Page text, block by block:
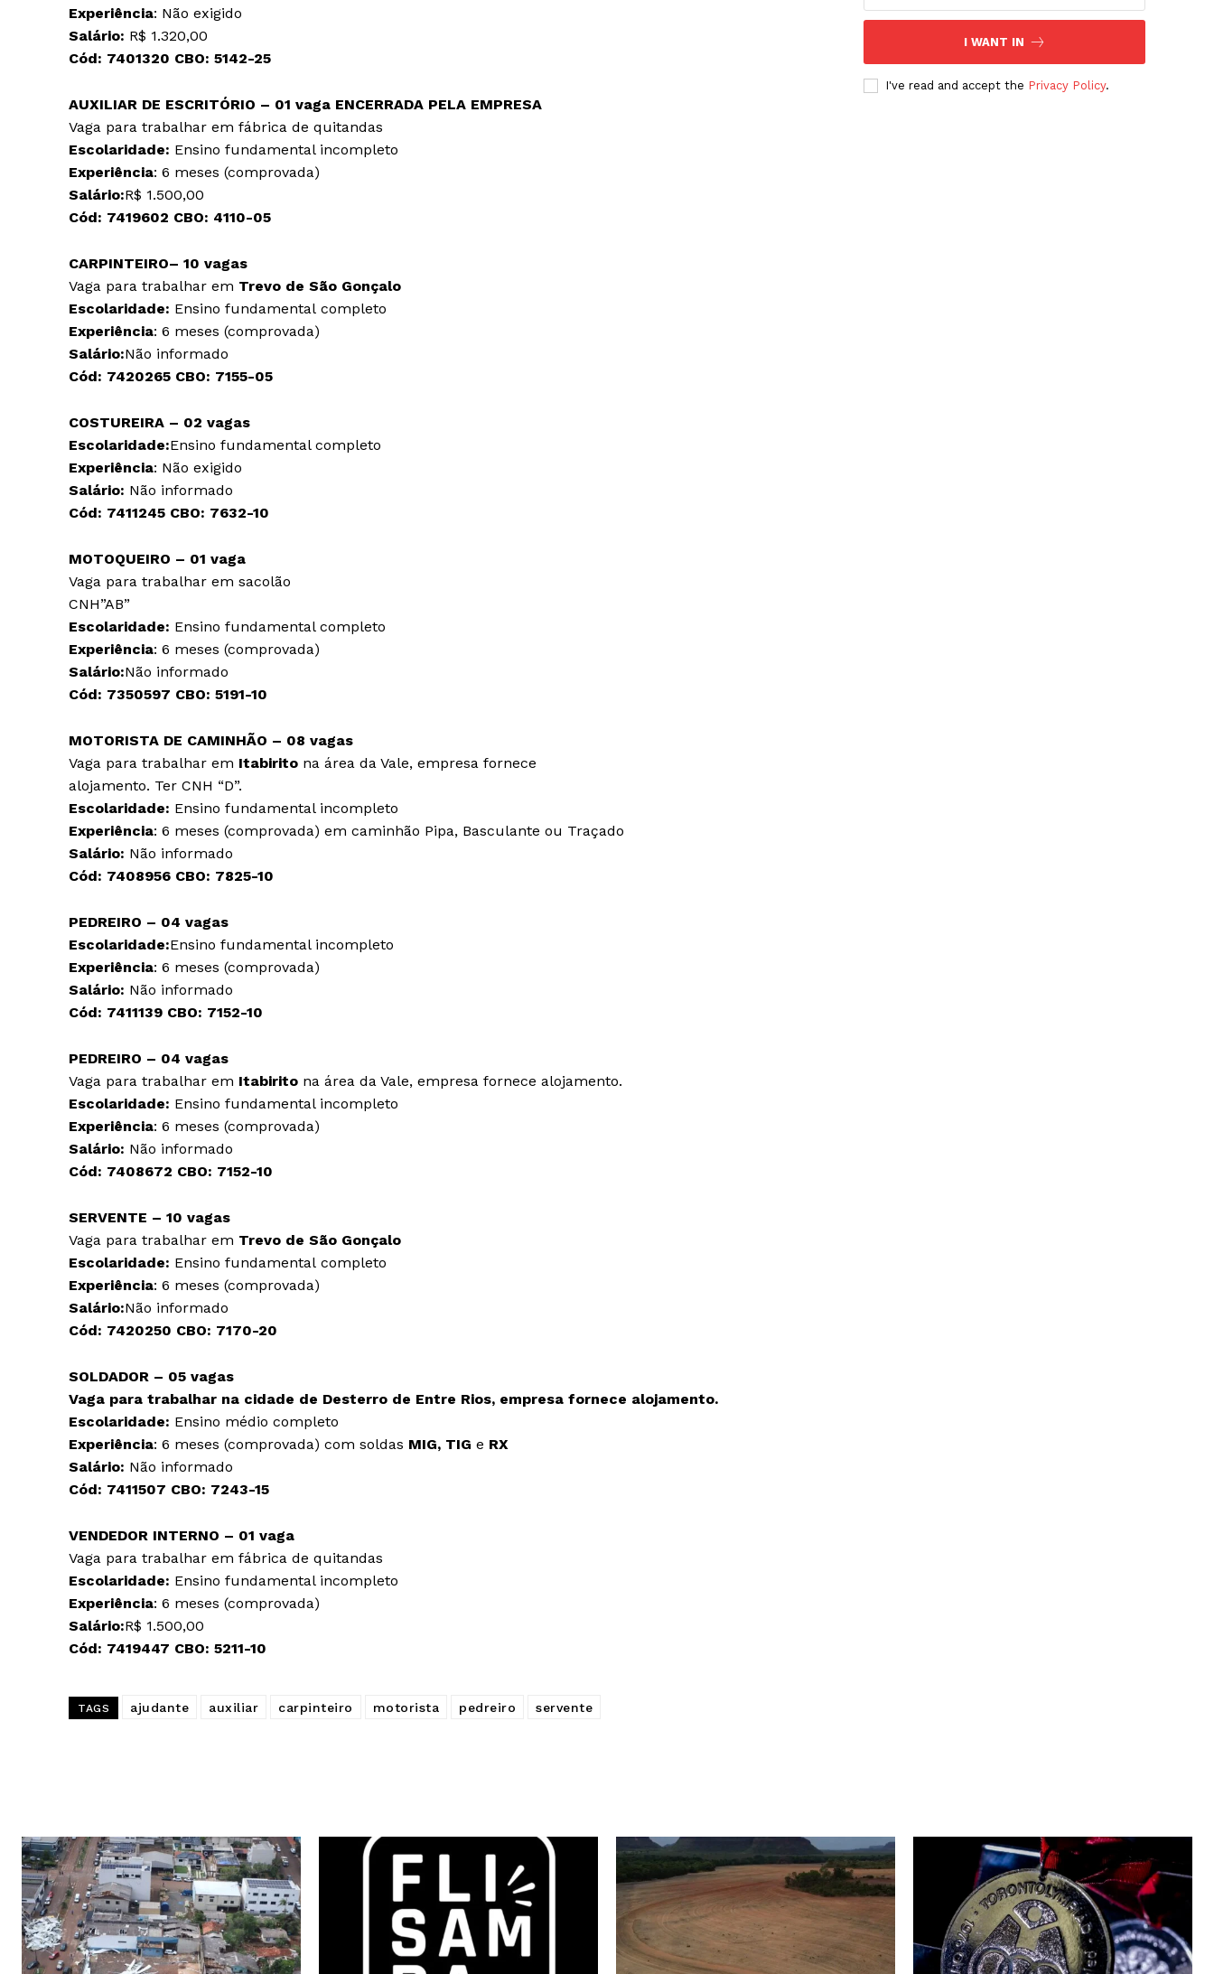
Experiência: Não exigido
Salário: R$ 1.320,00
Cód: 7401320 CBO: 5142-25
AUXILIAR DE ESCRITÓRIO – 01 vaga ENCERRADA PELA EMPRESA
Vaga para trabalhar em fábrica de quitandas
Escolaridade: Ensino fundamental incompleto
Experiência: 6 meses (comprovada)
Salário:R$ 1.500,00
Cód: 7419602 CBO: 4110-05
CARPINTEIRO– 10 vagas
Vaga para trabalhar em Trevo de São Gonçalo
Escolaridade: Ensino fundamental completo
Experiência: 6 meses (comprovada)
Salário:Não informado
Cód: 7420265 CBO: 7155-05
COSTUREIRA – 02 vagas
Escolaridade:Ensino fundamental completo
Experiência: Não exigido
Salário: Não informado
Cód: 7411245 CBO: 7632-10
MOTOQUEIRO – 01 vaga
Vaga para trabalhar em sacolão
CNH”AB”
Escolaridade: Ensino fundamental completo
Experiência: 6 meses (comprovada)
Salário:Não informado
Cód: 7350597 CBO: 5191-10
MOTORISTA DE CAMINHÃO – 08 vagas
Vaga para trabalhar em Itabirito na área da Vale, empresa fornece
alojamento. Ter CNH “D”.
Escolaridade: Ensino fundamental incompleto
Experiência: 6 meses (comprovada) em caminhão Pipa, Basculante ou Traçado
Salário: Não informado
Cód: 7408956 CBO: 7825-10
PEDREIRO – 04 vagas
Escolaridade:Ensino fundamental incompleto
Experiência: 6 meses (comprovada)
Salário: Não informado
Cód: 7411139 CBO: 7152-10
PEDREIRO – 04 vagas
Vaga para trabalhar em Itabirito na área da Vale, empresa fornece alojamento.
Escolaridade: Ensino fundamental incompleto
Experiência: 6 meses (comprovada)
Salário: Não informado
Cód: 7408672 CBO: 7152-10
SERVENTE – 10 vagas
Vaga para trabalhar em Trevo de São Gonçalo
Escolaridade: Ensino fundamental completo
Experiência: 6 meses (comprovada)
Salário:Não informado
Cód: 7420250 CBO: 7170-20
SOLDADOR – 05 vagas
Vaga para trabalhar na cidade de Desterro de Entre Rios, empresa fornece alojamento.
Escolaridade: Ensino médio completo
Experiência: 6 meses (comprovada) com soldas MIG, TIG e RX
Salário: Não informado
Cód: 7411507 CBO: 7243-15
VENDEDOR INTERNO – 01 vaga
Vaga para trabalhar em fábrica de quitandas
Escolaridade: Ensino fundamental incompleto
Experiência: 6 meses (comprovada)
Salário:R$ 1.500,00
Cód: 7419447 CBO: 5211-10
TAGS ajudante auxiliar carpinteiro motorista pedreiro servente
I WANT IN
I've read and accept the Privacy Policy.